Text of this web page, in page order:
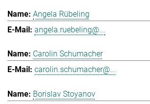
Angela Rübeling
angela.ruebeling@...
Carolin Schumacher
carolin.schumacher@...
Borislav Stoyanov